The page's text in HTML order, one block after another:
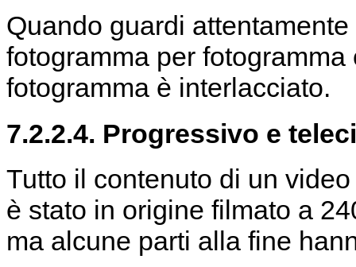
Quando guardi
fotogramma per
fotogramma è interlacciato.
7.2.2.4. Progressivo e
Tutto il contenuto di un
è stato in origine filmato a
ma alcune parti alla fine